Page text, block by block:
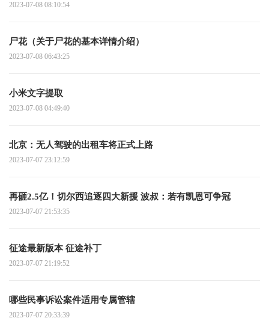
2023-07-08 08:10:54
尸花（关于尸花的基本详情介绍）
2023-07-08 06:43:25
小米文字提取
2023-07-08 04:49:40
北京：无人驾驶的出租车将正式上路
2023-07-07 23:12:59
再砸2.5亿！切尔西追逐四大新援 波叔：若有凯恩可争冠
2023-07-07 21:53:35
征途最新版本 征途补丁
2023-07-07 21:19:52
哪些民事诉讼案件适用专属管辖
2023-07-07 20:33:39